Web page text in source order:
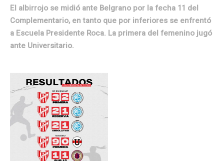
El albirrojo se midió ante Belgrano por la fecha 11 del
Complementario, en tanto que por inferiores se enfrentó
a Escuela Presidente Roca. La primera del femenino jugó
ante Universitario.